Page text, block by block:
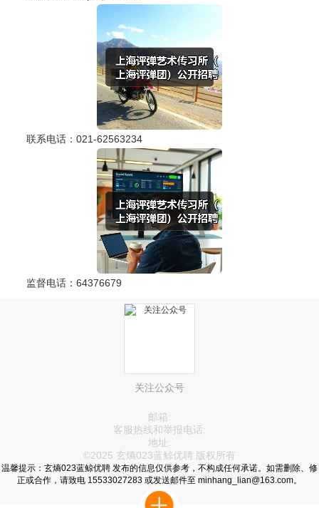
联系电话：021-62563234
监督电话：64376679
关注公众号
邮箱:
客服热线和举报电话:
地址:
©2025 玄熵023蓝鲸优聘 版权所有
温馨提示：玄熵023蓝鲸优聘 发布的信息仅供参考，不构成任何承诺。如需删除、修
正或合作，请致电 15533027283 或发送邮件至 minhang_lian@163.com。